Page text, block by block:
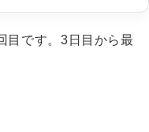
目です。3日目から最